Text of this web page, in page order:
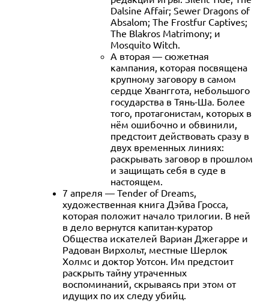
Dalsine Affair; Sewer Dragons of
Absalom; The Frostfur Captives;
The Blakros Matrimony; и
Mosquito Witch.
А вторая — сюжетная
кампания, которая посвящена
крупному заговору в самом
сердце Хванггота, небольшого
государства в Тянь-Ша. Более
того, протагонистам, которых в
нём ошибочно и обвинили,
предстоит действовать сразу в
двух временных линиях:
раскрывать заговор в прошлом
и защищать себя в суде в
настоящем.
7 апреля — Tender of Dreams,
художественная книга Дэйва Гросса,
которая положит начало трилогии. В ней
в дело вернутся капитан-куратор
Общества искателей Вариан Джегарре и
Радован Вирхольт, местные Шерлок
Холмс и доктор Уотсон. Им предстоит
раскрыть тайну утраченных
воспоминаний, скрываясь при этом от
идущих по их следу убийц.